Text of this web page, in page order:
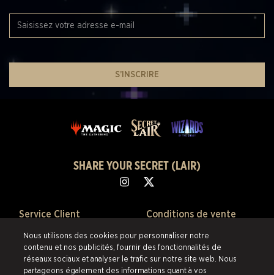
S’INSCRIRE
SHARE YOUR SECRET (LAIR)
Service Client
À Propos
Ventes Passées
Conditions de vente
Politique de confidentialité
Politique de remboursement
Nous utilisons des cookies pour personnaliser notre
contenu et nos publicités, fournir des fonctionnalités de
réseaux sociaux et analyser le trafic sur notre site web. Nous
partageons également des informations quant à vos